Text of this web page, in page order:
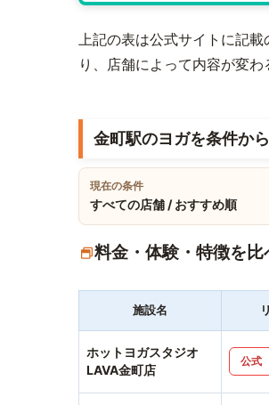
上記の表は公式サイトに記
り、店舗によって内容が変
金町駅のヨガを条件か
現在の条件
すべての店舗 / おすすめ順
料金・体験・特徴を比
施設名
ホットヨガスタジオ
LAVA金町店
公式